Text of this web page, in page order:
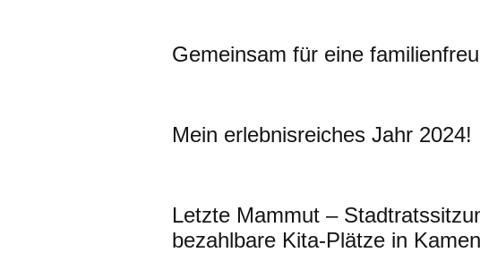
Gemeinsam für eine
Mein erlebnisreiches Jahr 2024!
Letzte Mammut –
bezahlbare Kita-Plätze in